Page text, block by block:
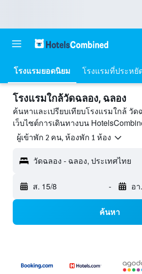
โรงแรมยอดนิยม โรงแรมที่ประหยั
โรงแรมใกล้วัดฉลอง, ฉลอง
ค้นหาและเปรียบเทียบโรงแรมใกล้ วัด
เว็บไซต์การเดินทางบน
ผู้เข้าพัก 2 คน, ห้องพัก 1 ห้อง
วัดฉลอง - ฉลอง, ประเทศไทย
ส. 15/8 - อ
ค้นหา